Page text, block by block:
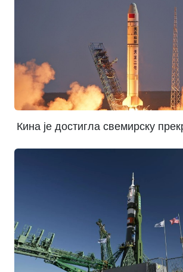
Кина је достигла свемирску